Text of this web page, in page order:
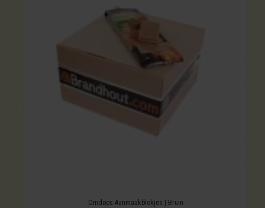
Omdoos Aanmaakblokjes | Bruin